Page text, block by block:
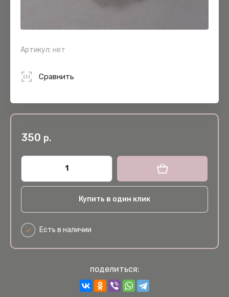
Артикул: нет
Сравнить
350 р.
Купить в один клик
Есть в наличии
поделиться: